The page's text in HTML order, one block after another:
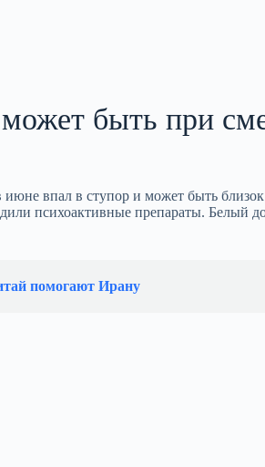
быть при
впал в ступор и может быть
психоактивные препараты. Белый
помогают Ирану